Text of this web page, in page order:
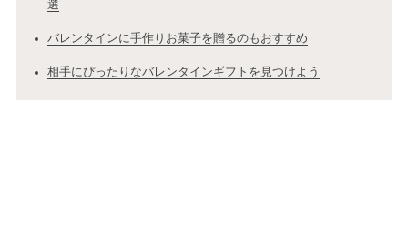
選
バレンタインに手作りお菓子を贈るのもおすすめ
相手にぴったりなバレンタインギフトを見つけよう